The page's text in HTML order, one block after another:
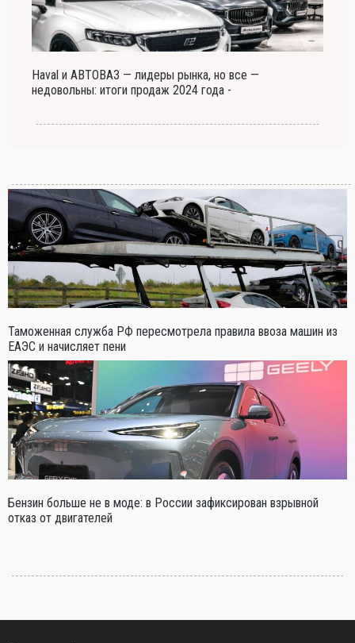
Haval и АВТОВАЗ — лидеры рынка, но все —
недовольны: итоги продаж 2024 года -
Таможенная служба РФ пересмотрела правила ввоза машин из
ЕАЭС и начисляет пени
Бензин больше не в моде: в России зафиксирован взрывной
отказ от двигателей